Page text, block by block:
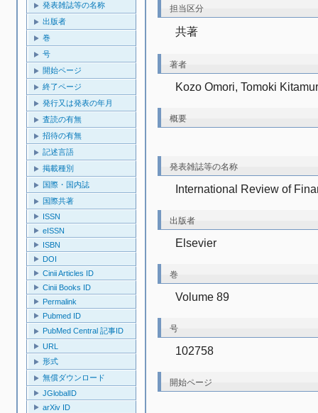
発表雑誌等の名称
出版者
巻
号
開始ページ
終了ページ
発行又は発表の年月
査読の有無
招待の有無
記述言語
掲載種別
国際・国内誌
国際共著
ISSN
eISSN
ISBN
DOI
Cinii Articles ID
Cinii Books ID
Permalink
Pubmed ID
PubMed Central 記事ID
URL
形式
無償ダウンロード
JGlobalID
arXiv ID
担当区分
共著
著者
Kozo Omori, Tomoki
概要
発表雑誌等の名称
International Review of
出版者
Elsevier
巻
Volume 89
号
102758
開始ページ